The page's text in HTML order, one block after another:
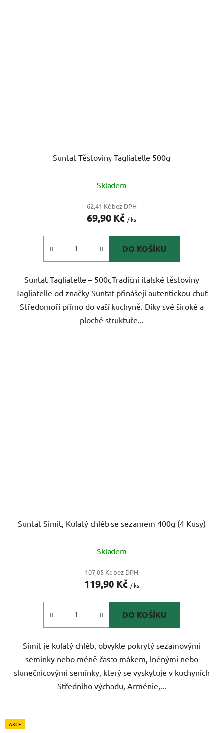
Suntat Těstoviny Tagliatelle 500g
Skladem
62,41 Kč bez DPH
69,90 Kč / ks
DO KOŠÍKU
Suntat Tagliatelle – 500gTradiční italské těstoviny
Tagliatelle od značky Suntat přinášejí autentickou chuť
Středomoří přímo do vaší kuchyně. Díky své široké a
ploché struktuře...
Suntat Simit, Kulatý chléb se sezamem 400g (4 Kusy)
Skladem
107,05 Kč bez DPH
119,90 Kč / ks
DO KOŠÍKU
Simit je kulatý chléb, obvykle pokrytý sezamovými
semínky nebo méně často mákem, lněnými nebo
slunečnicovými semínky, který se vyskytuje v kuchyních
Středního východu, Arménie,...
AKCE